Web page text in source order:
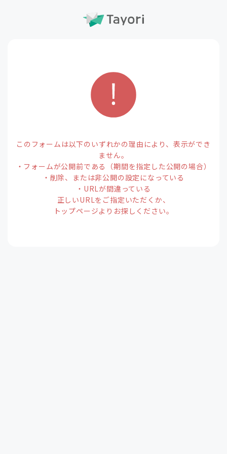
このフォームは以下のいずれかの理由により、表示ができ
ません。
・フォームが公開前である（期間を指定した公開の場合）
・削除、または非公開の設定になっている
・URLが間違っている
正しいURLをご指定いただくか、
トップページよりお探しください。